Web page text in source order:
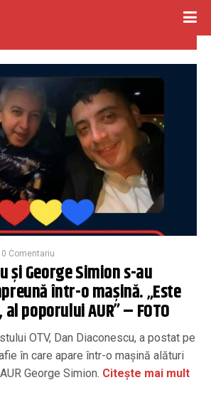
și George Simion
0 Comentariu
și George Simion s-au
într-o mașină. „Este
poporului AUR” – FOTO
OTV, Dan Diaconescu, a postat pe
în care apare într-o maşină alături
George Simion. Citește mai mult